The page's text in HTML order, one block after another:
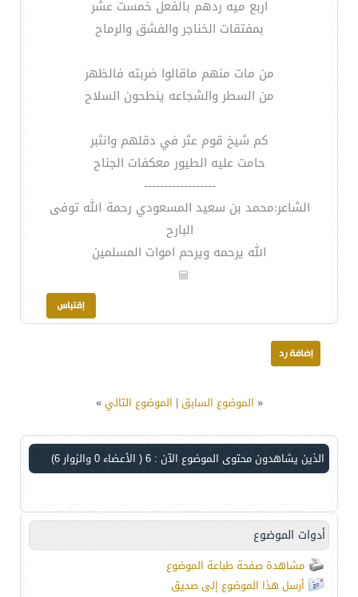
اربع ميه ردهم بالفعل خمست عشر
بمفتقات الخناجر والفشق والرماح
من مات منهم ماقالوا ضربته فالظهر
من السطر والشجاعه ينطحون السلاح
كم شيخ قوم عثر في دقلهم وانثبر
حامت عليه الطيور معكفات الجناح
------------------
الشاعر:محمد بن سعيد المسعودي رحمة الله توفى
البارح
الله يرحمه ويرحم اموات المسلمين
« الموضوع السابق| الموضوع التالي»
الذين يشاهدون محتوى الموضوع الآن : 6 ( الأعضاء 0 والزوار 6)
أدوات الموضوع
مشاهدة صفحة طباعة الموضوع
أرسل هذا الموضوع إلى صديق